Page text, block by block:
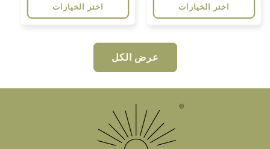
اختر الخيارات اختر الخيارات
عرض الكل